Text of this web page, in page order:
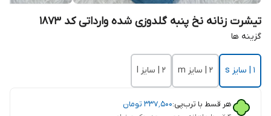
تیشرت زنانه نخ پنبه گلدوزی شده وارداتی کد 1873
گزینه ها
1 | سایز s 2 | سایز m 2 | سایز l
هر قسط با ترب‌پی:۳۳۷٬۵۰۰ تومان